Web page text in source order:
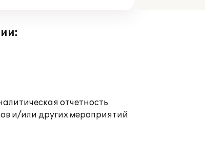
отчетность
и/или других мероприятий